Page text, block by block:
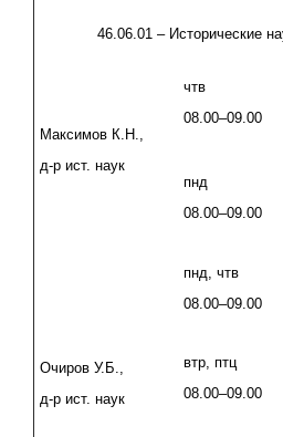
46.06.01 – Исторические
Максимов К.Н.,
д-р ист. наук
чтв
08.00–09.00
пнд
08.00–09.00
Очиров У.Б.,
д-р ист. наук
пнд, чтв
08.00–09.00
втр, птц
08.00–09.00